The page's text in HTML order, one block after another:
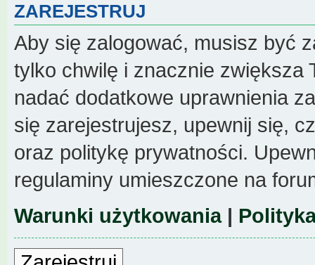
ZAREJESTRUJ
Aby się zalogować, musisz być
tylko chwilę i znacznie zwiększa
nadać dodatkowe uprawnienia
się zarejestrujesz, upewnij się,
oraz politykę prywatności.
regulaminy umieszczone na
Warunki użytkowania|